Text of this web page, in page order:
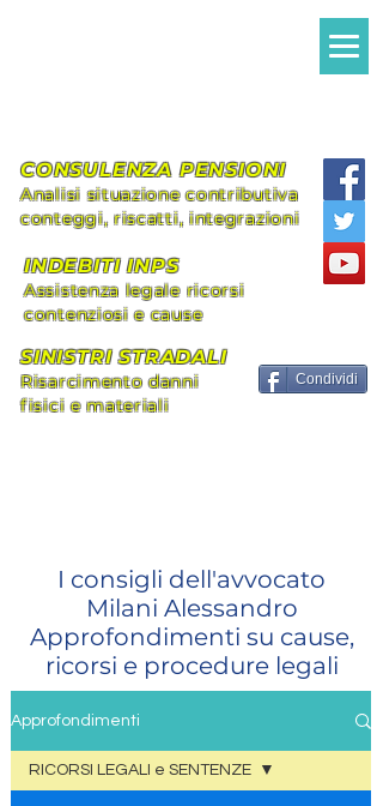
Condividi
CONSULENZA PENSIONI
Analisi situazione contributiva
conteggi, riscatti, integrazioni
INDEBITI INPS
Assistenza legale ricorsi
contenziosi e cause
SINISTRI STRADALI
Risarcimento danni
fisici e materiali
I consigli dell'avvocato
Milani Alessandro
Approfondimenti su cause,
ricorsi e procedure legali
Approfondimenti
RICORSI LEGALI e SENTENZE